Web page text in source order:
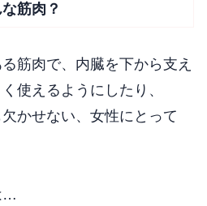
筋肉？
筋肉で、内臓を下から支え
使えるようにしたり、
かせない、女性にとって
…